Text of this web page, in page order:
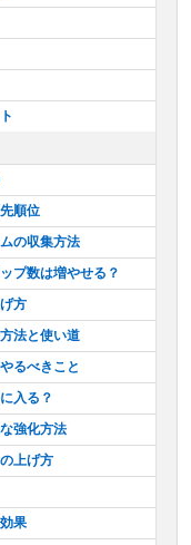
順位
の収集方法
プ数は増やせる？
方
法と使い道
るべきこと
入る？
強化方法
上げ方
果